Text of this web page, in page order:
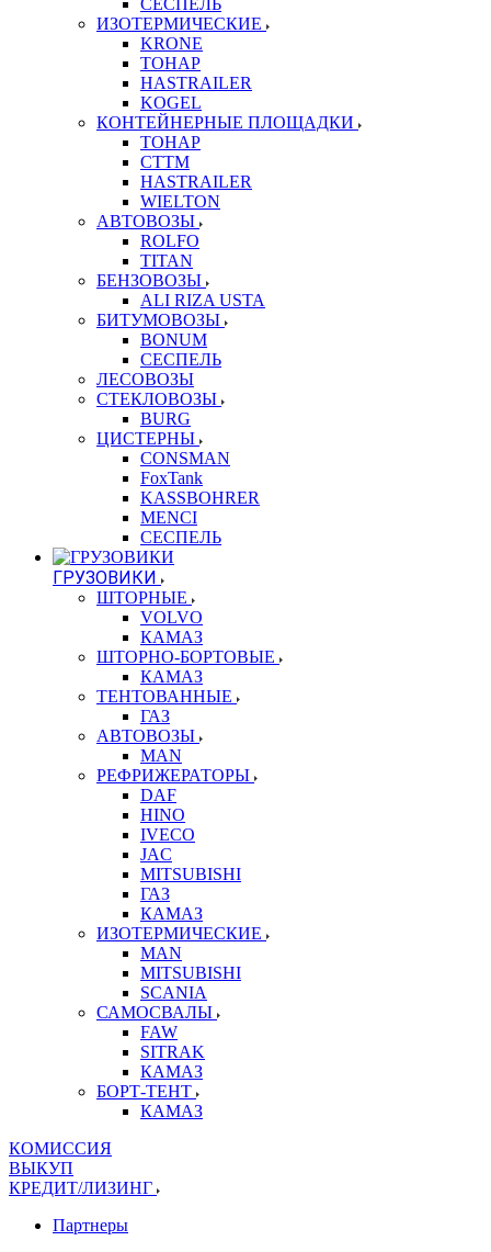
СЕСПЕЛЬ
ИЗОТЕРМИЧЕСКИЕ
KRONE
ТОНАР
HASTRAILER
KOGEL
КОНТЕЙНЕРНЫЕ ПЛОЩАДКИ
ТОНАР
CTTM
HASTRAILER
WIELTON
АВТОВОЗЫ
ROLFO
TITAN
БЕНЗОВОЗЫ
ALI RIZA USTA
БИТУМОВОЗЫ
BONUM
СЕСПЕЛЬ
ЛЕСОВОЗЫ
СТЕКЛОВОЗЫ
BURG
ЦИСТЕРНЫ
CONSMAN
FoxTank
KASSBOHRER
MENCI
СЕСПЕЛЬ
ГРУЗОВИКИ
ШТОРНЫЕ
VOLVO
КАМАЗ
ШТОРНО-БОРТОВЫЕ
КАМАЗ
ТЕНТОВАННЫЕ
ГАЗ
АВТОВОЗЫ
MAN
РЕФРИЖЕРАТОРЫ
DAF
HINO
IVECO
JAC
MITSUBISHI
ГАЗ
КАМАЗ
ИЗОТЕРМИЧЕСКИЕ
MAN
MITSUBISHI
SCANIA
САМОСВАЛЫ
FAW
SITRAK
КАМАЗ
БОРТ-ТЕНТ
КАМАЗ
КОМИССИЯ
ВЫКУП
КРЕДИТ/ЛИЗИНГ
Партнеры